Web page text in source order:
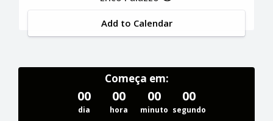
Add to Calendar
Começa em:
00
dia
00
hora
00
minuto
00
segundo